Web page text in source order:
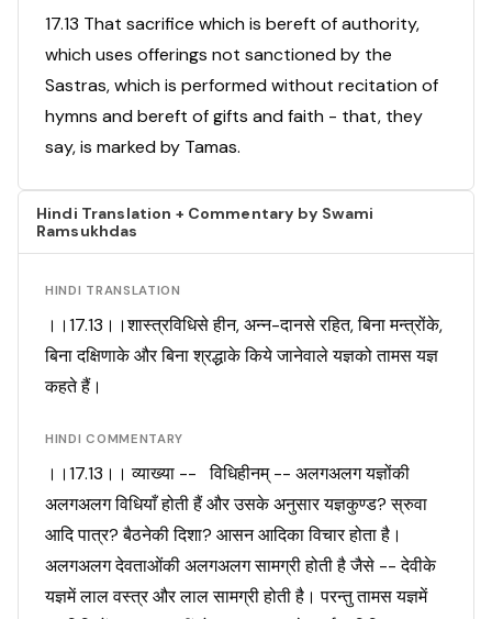
17.13 That sacrifice which is bereft of authority,
which uses offerings not sanctioned by the
Sastras, which is performed without recitation of
hymns and bereft of gifts and faith - that, they
say, is marked by Tamas.
Hindi Translation + Commentary by Swami
Ramsukhdas
HINDI TRANSLATION
।।17.13।।शास्त्रविधिसे हीन, अन्न-दानसे रहित, बिना मन्त्रोंके,
बिना दक्षिणाके और बिना श्रद्धाके किये जानेवाले यज्ञको तामस यज्ञ
कहते हैं।
HINDI COMMENTARY
।।17.13।। व्याख्या -- विधिहीनम् -- अलगअलग यज्ञोंकी
अलगअलग विधियाँ होती हैं और उसके अनुसार यज्ञकुण्ड? स्रुवा
आदि पात्र? बैठनेकी दिशा? आसन आदिका विचार होता है।
अलगअलग देवताओंकी अलगअलग सामग्री होती है जैसे -- देवीके
यज्ञमें लाल वस्त्र और लाल सामग्री होती है। परन्तु तामस यज्ञमें